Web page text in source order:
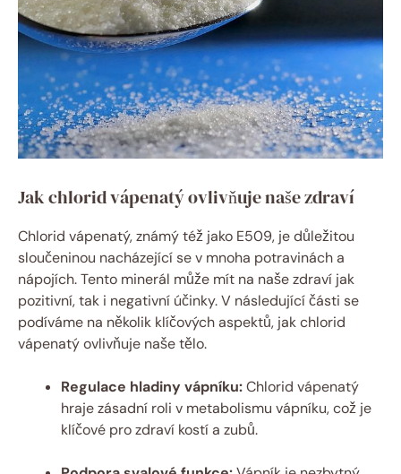
Jak chlorid vápenatý ovlivňuje naše zdraví
Chlorid vápenatý, známý též jako E509, je důležitou
sloučeninou nacházející se v mnoha potravinách a
nápojích. Tento minerál může mít na naše zdraví jak
pozitivní, tak i negativní účinky. V následující části se
podíváme na několik klíčových aspektů, jak chlorid
vápenatý ovlivňuje naše tělo.
Regulace hladiny vápníku:Chlorid vápenatý
hraje zásadní roli v metabolismu vápníku, což je
klíčové pro zdraví kostí a zubů.